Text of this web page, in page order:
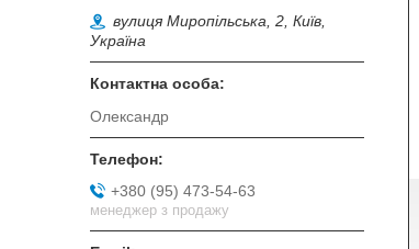
вулиця Миропільська, 2, Київ,
Україна
Олександр
+380 (95) 473-54-63
менеджер з продажу